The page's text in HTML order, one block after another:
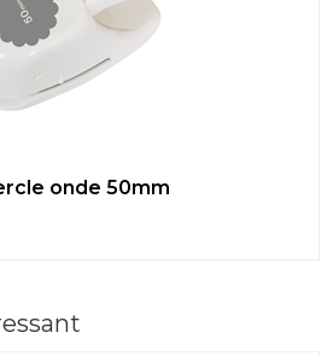
onde 50mm